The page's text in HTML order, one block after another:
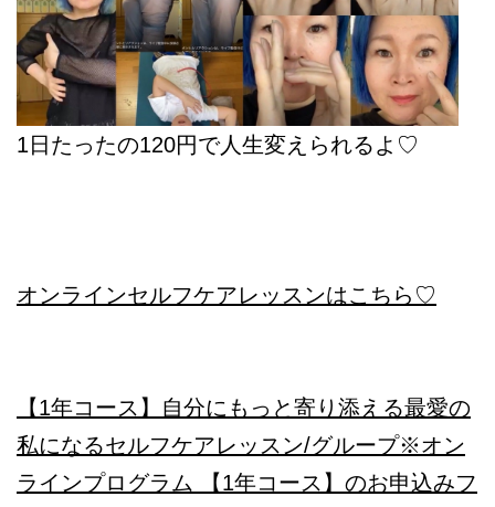
1日たったの120円で人生変えられるよ♡
オンラインセルフケアレッスンはこちら♡
【1年コース】自分にもっと寄り添える最愛の
私になるセルフケアレッスン/グループ※オン
ラインプログラム 【1年コース】のお申込みフ